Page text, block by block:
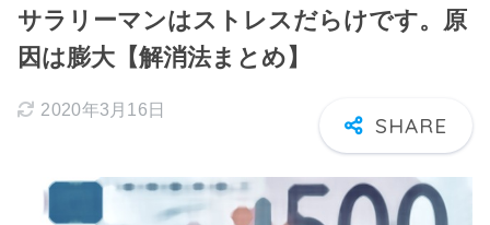
サラリーマンはストレスだらけです。原
因は膨大【解消法まとめ】
2020年3月16日